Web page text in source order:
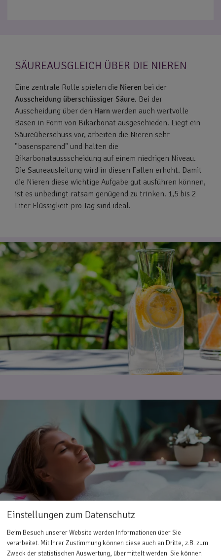
SÄUREAUSGLEICH ÜBER DIE NIEREN
Eine zentrale Rolle spielen die Nieren bei der
Ausscheidung überschüssiger Säure. Bei der
Ausscheidung über den Harn werden auch wertvolle
Basen in Form von Bikarbonat ausgeschieden. Liegt ein
Säureüberschuss vor, arbeiten die Nieren sehr
"basensparend" und halten die
Bikarbonataussscheidung auf einem niedrigen Niveau.
Die Säureausleitung wird in diesen Fällen erhöht. Damit
die Nieren diese wichtige Aufgabe gut ausführen können,
ist es unbedingt ratsam genügend zu trinken. 1,5 bis 2
Liter Flüssigkeit pro Tag sind ideal.
Einstellungen zum Datenschutz
Beim Besuch unserer Website werden Informationen über Sie
verarbeitet. Mit Ihrer Zustimmung können diese auch an Dritte, z.B. zum
Zweck der statistischen Auswertung, übermittelt werden. Sie können